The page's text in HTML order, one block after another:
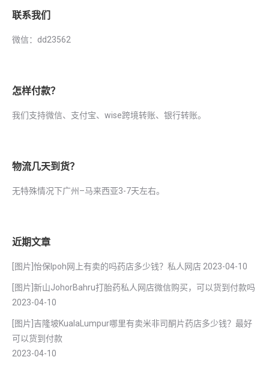
联系我们
微信：dd23562
怎样付款？
我们支持微信、支付宝、wise跨境转账、银行转账。
物流几天到货？
无特殊情况下广州–马来西亚3-7天左右。
近期文章
[图片]怡保lpoh网上有卖的吗药店多少钱？私人网店 2023-04-10
[图片]新山JohorBahru打胎药私人网店微信购买，可以货到付款吗
2023-04-10
[图片]吉隆坡KualaLumpur哪里有卖米非司酮片药店多少钱？最好
可以货到付款
2023-04-10